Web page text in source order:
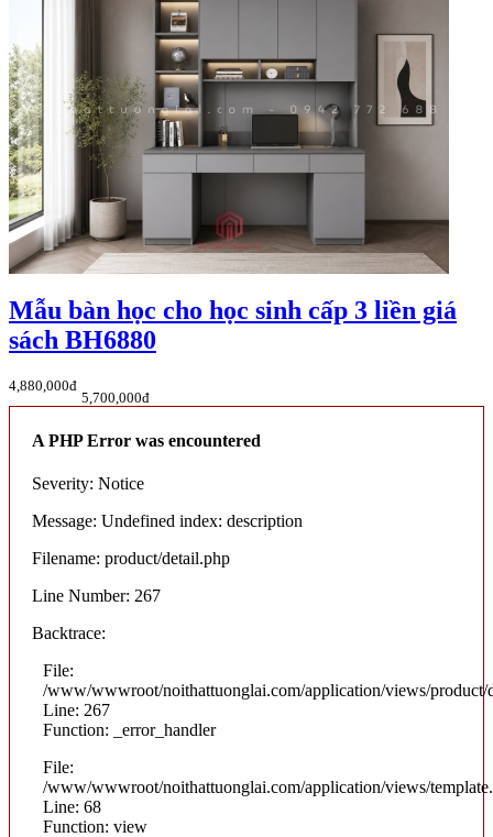
Mẫu bàn học cho học sinh cấp 3 liền giá
sách BH6880
4,880,000đ
5,700,000đ
A PHP Error was encountered
Severity: Notice
Message: Undefined index: description
Filename: product/detail.php
Line Number: 267
Backtrace:
File:
/www/wwwroot/noithattuonglai.com/application/views/product/
Line: 267
Function: _error_handler
File:
/www/wwwroot/noithattuonglai.com/application/views/
Line: 68
Function: view